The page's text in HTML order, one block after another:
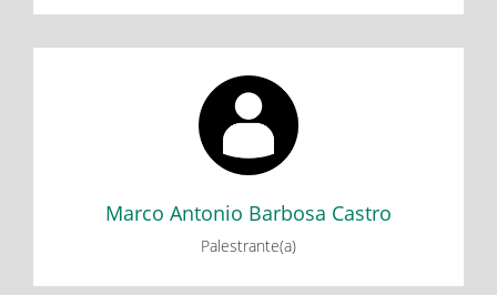
Marco Antonio Barbosa Castro
Palestrante(a)
Marco Antonio Barbosa Castro
Minicurso: Introdução à programação e robótica com o
Arduino